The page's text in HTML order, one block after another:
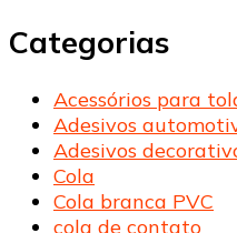
Categorias
Acessórios para
Adesivos
Adesivos
Cola
Cola branca PVC
cola de contato